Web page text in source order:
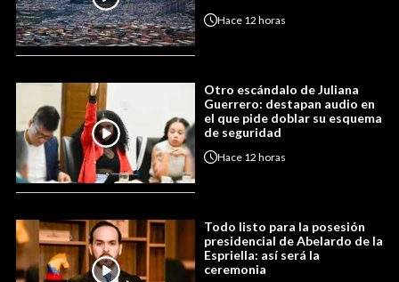
Hace 12 horas
Otro escándalo de Juliana
Guerrero: destapan audio en
el que pide doblar su esquema
de seguridad
Hace 12 horas
Todo listo para la posesión
presidencial de Abelardo de la
Espriella: así será la
ceremonia